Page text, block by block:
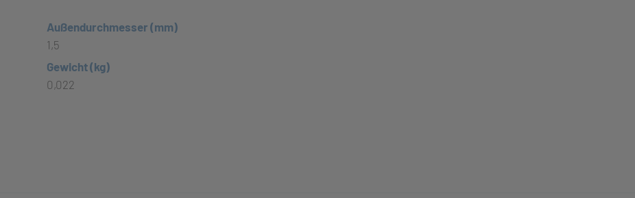
Außendurchmesser (mm)
1,5
Gewicht (kg)
0,022